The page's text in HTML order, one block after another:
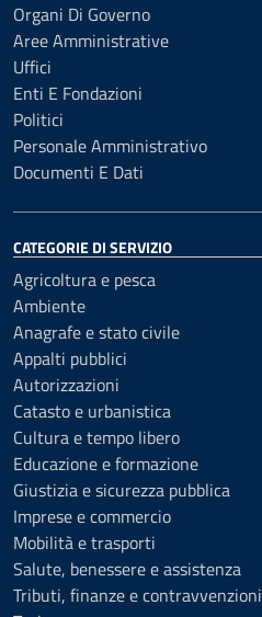
Organi Di Governo
Aree Amministrative
Uffici
Enti E Fondazioni
Politici
Personale Amministrativo
Documenti E Dati
CATEGORIE DI SERVIZIO
Agricoltura e pesca
Ambiente
Anagrafe e stato civile
Appalti pubblici
Autorizzazioni
Catasto e urbanistica
Cultura e tempo libero
Educazione e formazione
Giustizia e sicurezza pubblica
Imprese e commercio
Mobilità e trasporti
Salute, benessere e assistenza
Tributi, finanze e contravvenzioni